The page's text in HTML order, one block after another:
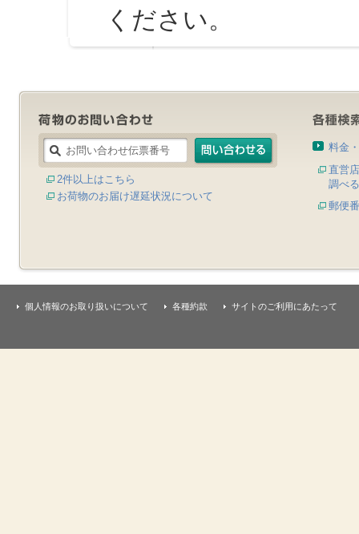
ください。
2件以上はこちら
お荷物のお届け遅延状況について
料金
直営
調べる
郵便
個人情報のお取り扱いについて 各種約款 サイトのご利用にあたって